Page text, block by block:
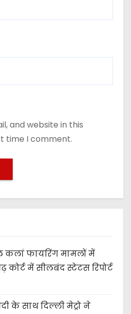
and website in this
time I comment.
फायरिंग मामलों में
में सीलबंद स्टेटस रिपोर्ट
के साथ दिल्ली मेट्रो ने